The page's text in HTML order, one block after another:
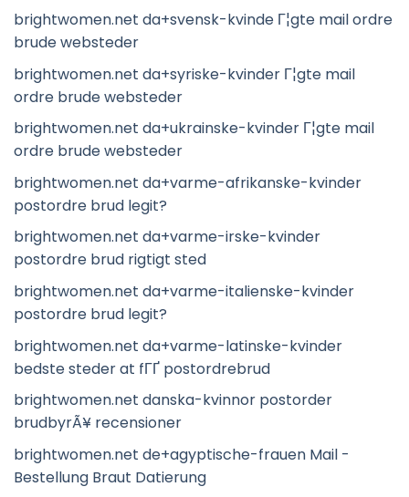
brightwomen.net da+svensk-kvinde Г¦gte mail ordre
brude websteder
brightwomen.net da+syriske-kvinder Г¦gte mail
ordre brude websteder
brightwomen.net da+ukrainske-kvinder Г¦gte mail
ordre brude websteder
brightwomen.net da+varme-afrikanske-kvinder
postordre brud legit?
brightwomen.net da+varme-irske-kvinder
postordre brud rigtigt sted
brightwomen.net da+varme-italienske-kvinder
postordre brud legit?
brightwomen.net da+varme-latinske-kvinder
bedste steder at fГҐ postordrebrud
brightwomen.net danska-kvinnor postorder
brudbyrÃ¥ recensioner
brightwomen.net de+agyptische-frauen Mail -
Bestellung Braut Datierung